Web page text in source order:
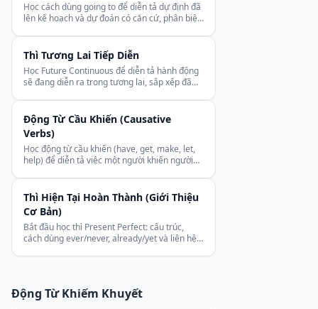
Học cách dùng going to để diễn tả dự định đã
lên kế hoạch và dự đoán có căn cứ, phân biệt
Thì Tương Lai Tiếp Diễn
Học Future Continuous để diễn tả hành động
sẽ đang diễn ra trong tương lai, sắp xếp đã
Động Từ Cầu Khiến (Causative
Verbs)
Học động từ cầu khiến (have, get, make, let,
help) để diễn tả việc một người khiến người
Thì Hiện Tại Hoàn Thành (Giới Thiệu
Cơ Bản)
Bắt đầu học thì Present Perfect: cấu trúc,
cách dùng ever/never, already/yet và liên hệ
Động Từ Khiếm Khuyết